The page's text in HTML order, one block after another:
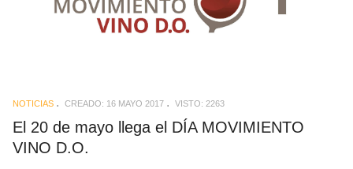
NOTICIAS CREADO: 16 MAYO 2017 VISTO: 2263
El 20 de mayo llega el DÍA MOVIMIENTO
VINO D.O.